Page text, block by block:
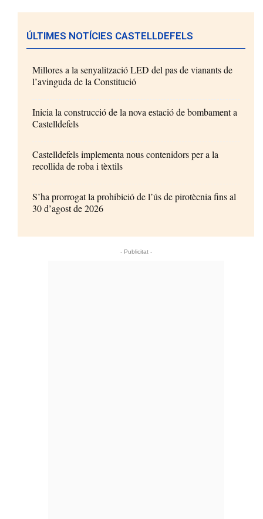
ÚLTIMES NOTÍCIES CASTELLDEFELS
Millores a la senyalització LED del pas de vianants de
l’avinguda de la Constitució
Inicia la construcció de la nova estació de bombament a
Castelldefels
Castelldefels implementa nous contenidors per a la
recollida de roba i tèxtils
S’ha prorrogat la prohibició de l’ús de pirotècnia fins al
30 d’agost de 2026
- Publicitat -